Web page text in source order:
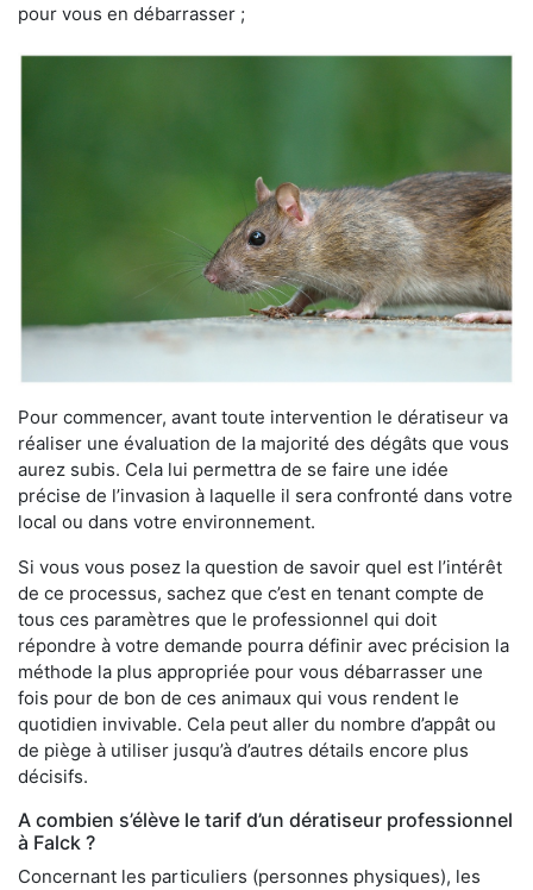
pour vous en débarrasser ;
Pour commencer, avant toute intervention le dératiseur va
réaliser une évaluation de la majorité des dégâts que vous
aurez subis. Cela lui permettra de se faire une idée
précise de l’invasion à laquelle il sera confronté dans votre
local ou dans votre environnement.
Si vous vous posez la question de savoir quel est l’intérêt
de ce processus, sachez que c’est en tenant compte de
tous ces paramètres que le professionnel qui doit
répondre à votre demande pourra définir avec précision la
méthode la plus appropriée pour vous débarrasser une
fois pour de bon de ces animaux qui vous rendent le
quotidien invivable. Cela peut aller du nombre d’appât ou
de piège à utiliser jusqu’à d’autres détails encore plus
décisifs.
A combien s’élève le tarif d’un dératiseur professionnel
à Falck ?
Concernant les particuliers (personnes physiques), les